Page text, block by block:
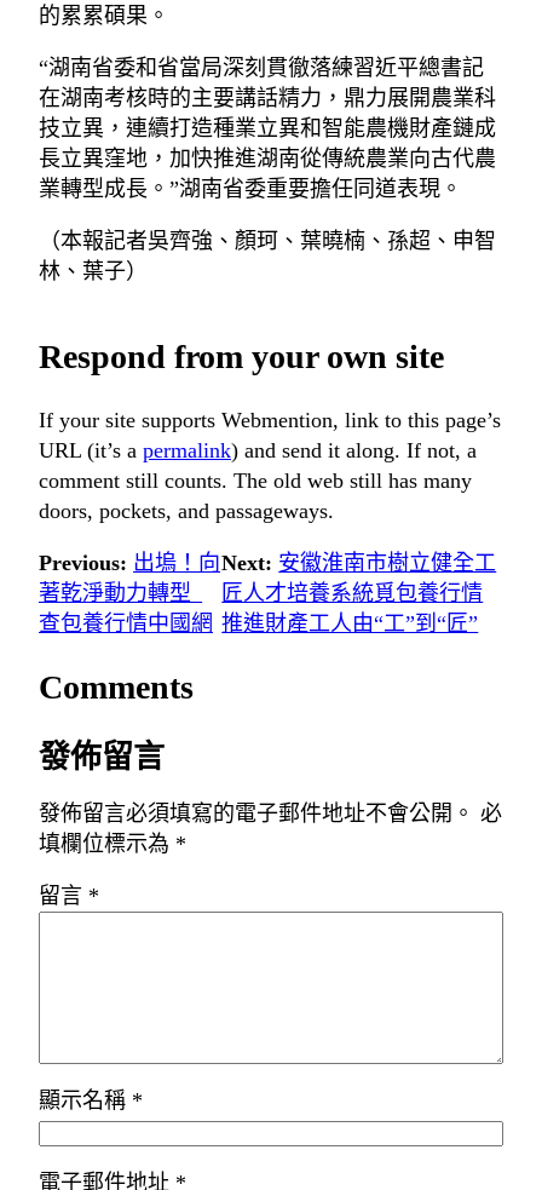
的累累碩果。
“湖南省委和省當局深刻貫徹落練習近平總書記
在湖南考核時的主要講話精力，鼎力展開農業科
技立異，連續打造種業立異和智能農機財產鏈成
長立異窪地，加快推進湖南從傳統農業向古代農
業轉型成長。”湖南省委重要擔任同道表現。
（本報記者吳齊強、顏珂、葉曉楠、孫超、申智
林、葉子）
Respond from your own site
If your site supports Webmention, link to this page’s
URL (it’s a permalink) and send it along. If not, a
comment still counts. The old web still has many
doors, pockets, and passageways.
Previous: 出塢！向
著乾淨動力轉型_
查包養行情中國網
Next: 安徽淮南市樹立健全工
匠人才培養系統覓包養行情
推進財產工人由“工”到“匠”
Comments
發佈留言
發佈留言必須填寫的電子郵件地址不會公開。 必
填欄位標示為 *
留言 *
顯示名稱 *
電子郵件地址 *